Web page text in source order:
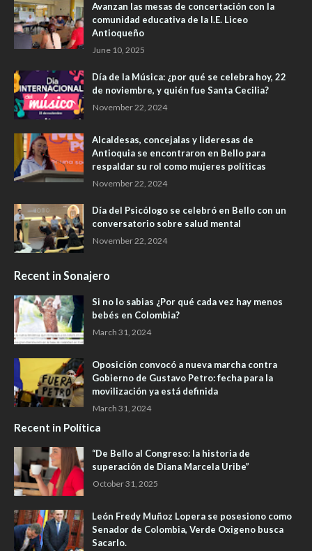
Avanzan las mesas de concertación con la
comunidad educativa de la I.E. Liceo
Antioqueño
June 10, 2025
Día de la Música: ¿por qué se celebra hoy, 22
de noviembre, y quién fue Santa Cecilia?
November 22, 2024
Alcaldesas, concejalas y lideresas de
Antioquia se encontraron en Bello para
respaldar su rol como mujeres políticas
November 22, 2024
Día del Psicólogo se celebró en Bello con un
conversatorio sobre salud mental
November 22, 2024
Recent in Sonajero
Si no lo sabias ¿Por qué cada vez hay menos
bebés en Colombia?
March 31, 2024
Oposición convocó a nueva marcha contra
Gobierno de Gustavo Petro: fecha para la
movilización ya está definida
March 31, 2024
Recent in Política
“De Bello al Congreso: la historia de
superación de Diana Marcela Uribe”
October 31, 2025
León Fredy Muñoz Lopera se posesiono como
Senador de Colombia, Verde Oxigeno busca
Sacarlo.